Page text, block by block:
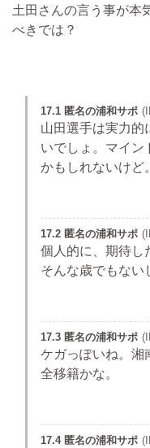
土田さんの言う事が本
べきでは？
17.1 匿名の浦和サポ
山田選手は実力的
いでしょ。マイン
かもしれないけど。
17.2 匿名の浦和サポ
個人的に、期待し
そんな歳でもない
17.3 匿名の浦和サポ
ケガっぽいね。湘
全移籍かな。
17.4 匿名の浦和サポ